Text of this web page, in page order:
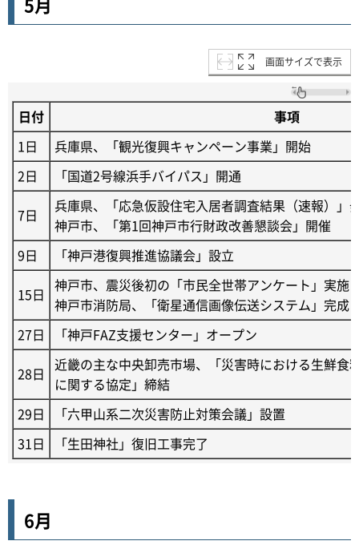
画面サイズで表示
日付
事項
1日
兵庫県、「観光復興キャンペーン事業」開始
2日
「国道2号線浜手バイパス」開通
7日
兵庫県、「応急仮設住宅入居者調査結果（速報）」
神戸市、「第1回神戸市行財政改善懇談会」開催
9日
「神戸港復興推進協議会」設立
15日 神戸市、震災後初の「市民全世帯アンケート」実施
神戸市消防局、「衛星通信画像伝送システム」完成
27日
「神戸FAZ支援センター」オープン
28日 近畿の主な中央卸売市場、「災害時における生鮮食
に関する協定」締結
29日
「六甲山系二次災害防止対策会議」設置
31日
「生田神社」復旧工事完了
6月